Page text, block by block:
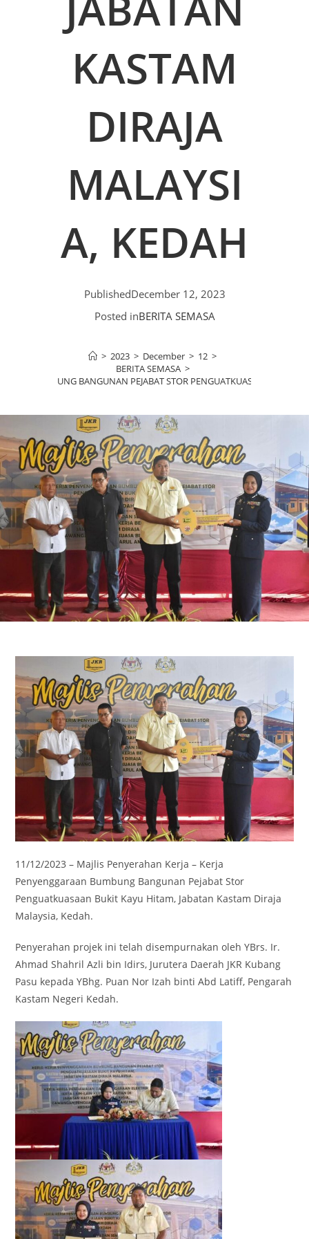
KASTAM
DIRAJA
MALAYSI
A, KEDAH
PublishedDecember 12, 2023
Posted inBERITA SEMASA
> 2023 > December > 12 >
BERITA SEMASA >
BUMBUNG BANGUNAN PEJABAT STOR PENGUATKUASAAN BUKIT
11/12/2023 – Majlis Penyerahan Kerja – Kerja
Penyenggaraan Bumbung Bangunan Pejabat Stor
Penguatkuasaan Bukit Kayu Hitam, Jabatan Kastam Diraja
Malaysia, Kedah.
Penyerahan projek ini telah disempurnakan oleh YBrs. Ir.
Ahmad Shahril Azli bin Idirs, Jurutera Daerah JKR Kubang
Pasu kepada YBhg. Puan Nor Izah binti Abd Latiff, Pengarah
Kastam Negeri Kedah.